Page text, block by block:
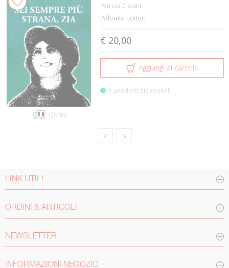
Gratis
Patrizia Ciccani
Palombi Editori
€ 20,00
Aggiungi al carrello
3 prodotti disponibili
LINK UTILI
ORDINI & ARTICOLI
NEWSLETTER
INFORMAZIONI NEGOZIO